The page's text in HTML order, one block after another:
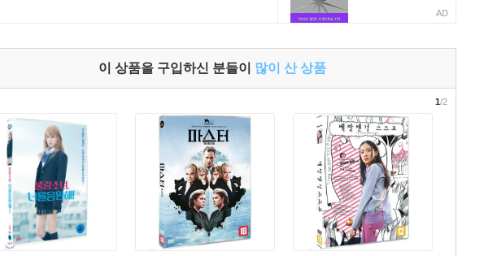
AD
이 상품을 구입하신 분들이 많이 산 상품
1/2